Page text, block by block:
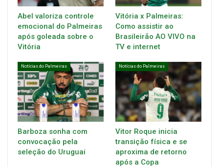
Abel valoriza controle
emocional do Palmeiras
após goleada sobre o
Vitória
Vitória x Palmeiras:
Como assistir ao
Brasileirão AO VIVO na
TV e internet
Notícias do Palmeiras
Barboza sonha com
convocação pela
seleção do Uruguai
Notícias do Palmeiras
Vitor Roque inicia
transição física e se
aproxima de retorno
após a Copa